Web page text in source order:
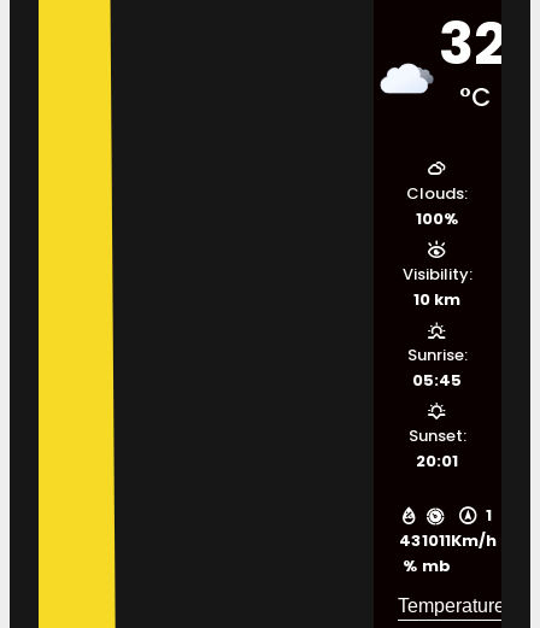
32
°C
43
%
1011
mb
1
Km/h
Clouds:
100%
Visibility:
10 km
Sunrise:
05:45
Sunset:
20:01